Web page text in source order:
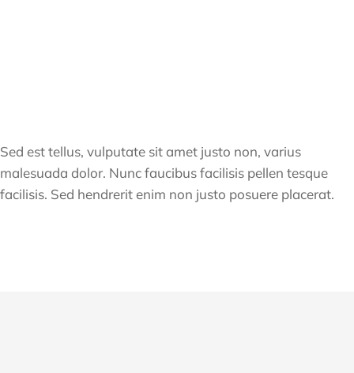
Sed est tellus, vulputate sit amet justo non, varius
malesuada dolor. Nunc faucibus facilisis pellen tesque
facilisis. Sed hendrerit enim non justo posuere placerat.